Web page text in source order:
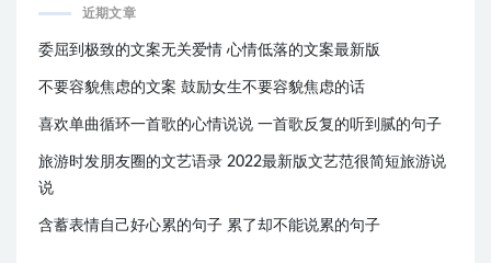
近期文章
委屈到极致的文案无关爱情 心情低落的文案最新版
不要容貌焦虑的文案 鼓励女生不要容貌焦虑的话
喜欢单曲循环一首歌的心情说说 一首歌反复的听到腻的句子
旅游时发朋友圈的文艺语录 2022最新版文艺范很简短旅游说
说
含蓄表情自己好心累的句子 累了却不能说累的句子